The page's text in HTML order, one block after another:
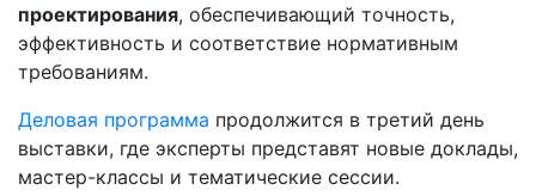
проектирования, обеспечивающий точность,
эффективность и соответствие нормативным
требованиям.
Деловая программа продолжится в третий день
выставки, где эксперты представят новые доклады,
мастер-классы и тематические сессии.